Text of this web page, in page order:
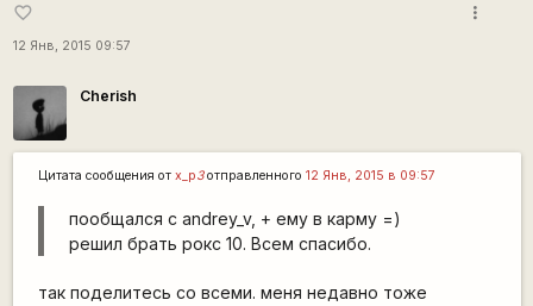
favorite_border
12 Янв, 2015 09:57
more_vert
Cherish
Цитата сообщения от x_p3отправленного 12 Янв, 2015 в 09:57
пообщался с andrey_v, + ему в карму =)
решил брать рокс 10. Всем спасибо.
так поделитесь со всеми. меня недавно тоже